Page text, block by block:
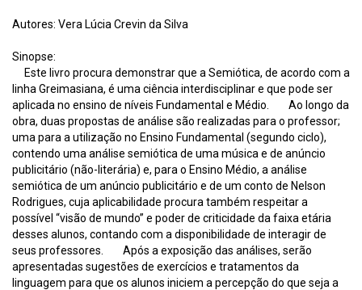
Autores: Vera Lúcia Crevin da Silva
Sinopse:
Este livro procura demonstrar que a Semiótica, de acordo com a
linha Greimasiana, é uma ciência interdisciplinar e que pode ser
aplicada no ensino de níveis Fundamental e Médio. Ao longo da
obra, duas propostas de análise são realizadas para o professor;
uma para a utilização no Ensino Fundamental (segundo ciclo),
contendo uma análise semiótica de uma música e de anúncio
publicitário (não-literária) e, para o Ensino Médio, a análise
semiótica de um anúncio publicitário e de um conto de Nelson
Rodrigues, cuja aplicabilidade procura também respeitar a
possível “visão de mundo” e poder de criticidade da faixa etária
desses alunos, contando com a disponibilidade de interagir de
seus professores. Após a exposição das análises, serão
apresentadas sugestões de exercícios e tratamentos da
linguagem para que os alunos iniciem a percepção do que seja a